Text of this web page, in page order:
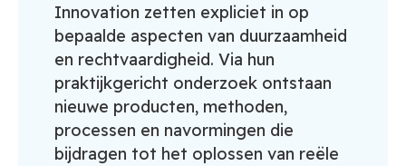
Innovation zetten expliciet in op
bepaalde aspecten van duurzaamheid
en rechtvaardigheid. Via hun
praktijkgericht onderzoek ontstaan
nieuwe producten, methoden,
processen en navormingen die
bijdragen tot het oplossen van reële